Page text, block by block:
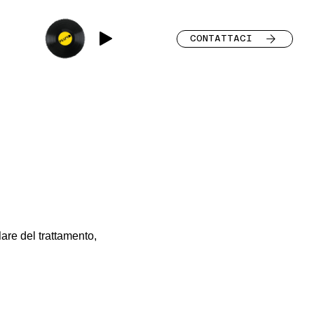
CONTATTACI
del trattamento,